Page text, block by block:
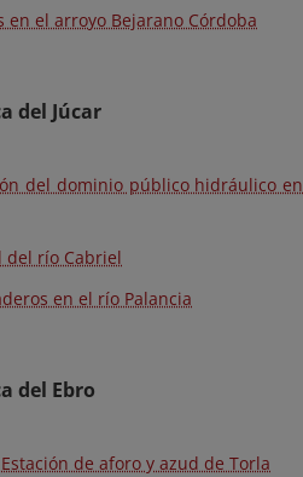
en el arroyo Bejarano Córdoba
del Júcar
del dominio público hidráulico en
del río Cabriel
en el río Palancia
del Ebro
de aforo y azud de Torla